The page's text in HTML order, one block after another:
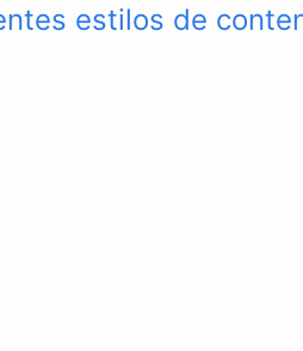
estilos de